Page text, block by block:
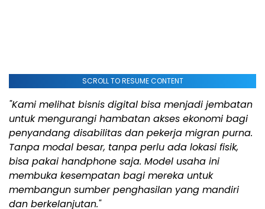
SCROLL TO RESUME CONTENT
"Kami melihat bisnis digital bisa menjadi jembatan
untuk mengurangi hambatan akses ekonomi bagi
penyandang disabilitas dan pekerja migran purna.
Tanpa modal besar, tanpa perlu ada lokasi fisik,
bisa pakai handphone saja. Model usaha ini
membuka kesempatan bagi mereka untuk
membangun sumber penghasilan yang mandiri
dan berkelanjutan."